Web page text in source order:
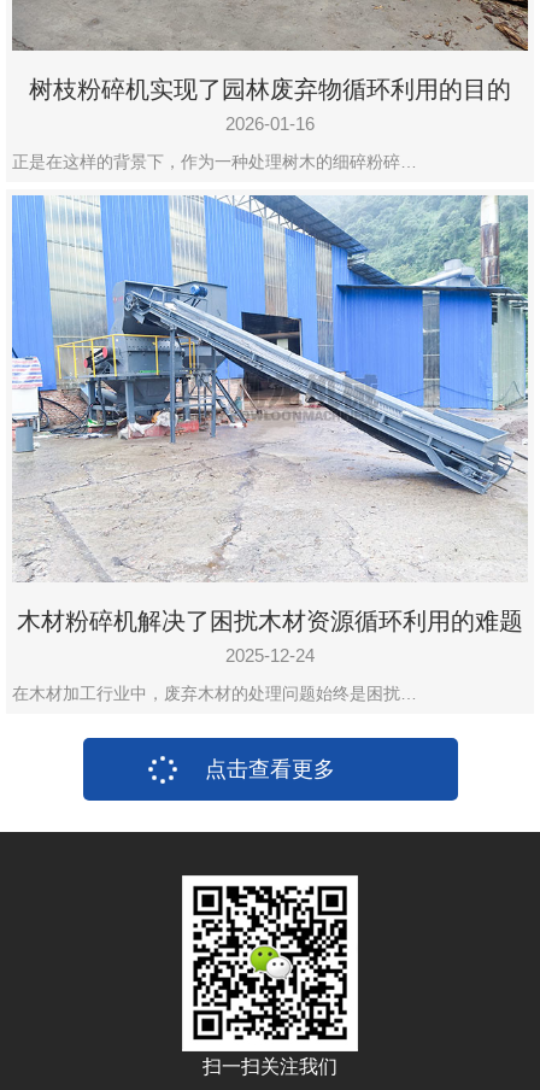
树枝粉碎机实现了园林废弃物循环利用的目的
2026-01-16
正是在这样的背景下，作为一种处理树木的细碎粉碎…
木材粉碎机解决了困扰木材资源循环利用的难题
2025-12-24
在木材加工行业中，废弃木材的处理问题始终是困扰…
点击查看更多
扫一扫关注我们